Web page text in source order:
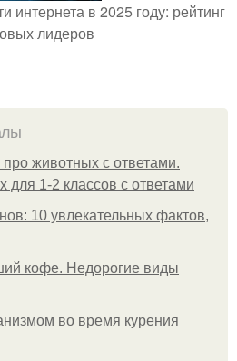
интернета в 2025 году: рейтинг
лидеров
животных с ответами.
для 1-2 классов с ответами
10 увлекательных фактов,
кофе. Недорогие виды
во время курения